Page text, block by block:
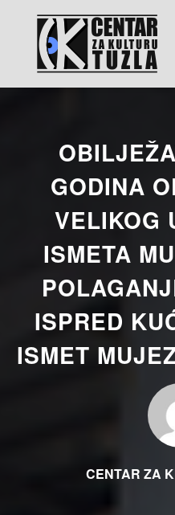
GODINA
VELIKOG
ISMETA
ISPRED
ISMET
CENTAR ZA